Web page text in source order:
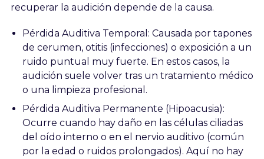
recuperar la audición depende de la causa.
Pérdida Auditiva Temporal: Causada por tapones
de cerumen, otitis (infecciones) o exposición a un
ruido puntual muy fuerte. En estos casos, la
audición suele volver tras un tratamiento médico
o una limpieza profesional.
Pérdida Auditiva Permanente (Hipoacusia):
Ocurre cuando hay daño en las células ciliadas
del oído interno o en el nervio auditivo (común
por la edad o ruidos prolongados). Aquí no hay